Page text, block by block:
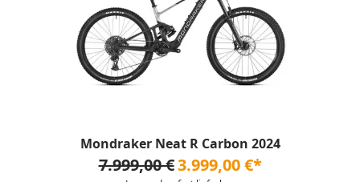
Mondraker Neat R Carbon 2024
7.999,00 €3.999,00 €*